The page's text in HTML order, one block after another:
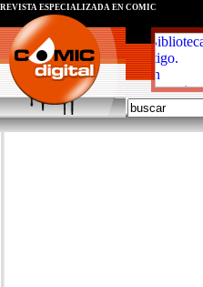
REVISTA ESPECIALIZADA EN CÓMIC